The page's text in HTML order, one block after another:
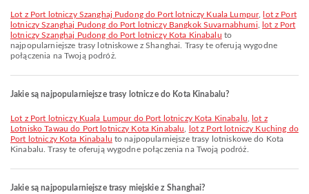
lot z Port lotniczy Szanghaj Pudong do Port lotniczy Kuala Lumpur,
lot z Port
lotniczy Szanghaj Pudong do Port lotniczy Bangkok Suvarnabhumi
lot z Port
lotniczy Szanghaj Pudong do Port lotniczy Kota Kinabalu to
najpopularniejsze trasy lotniskowe z Shanghai. Trasy te oferują wygodne
połączenia na Twoją podróż.
Jakie są najpopularniejsze trasy lotnicze do Kota Kinabalu?
lot z Port lotniczy Kuala Lumpur do Port lotniczy Kota Kinabalu
lot z
Lotnisko Tawau do Port lotniczy Kota Kinabalu
lot z Port lotniczy Kuching do
Port lotniczy Kota Kinabalu to najpopularniejsze trasy lotniskowe do Kota
Kinabalu. Trasy te oferują wygodne połączenia na Twoją podróż.
Jakie są najpopularniejsze trasy miejskie z Shanghai?